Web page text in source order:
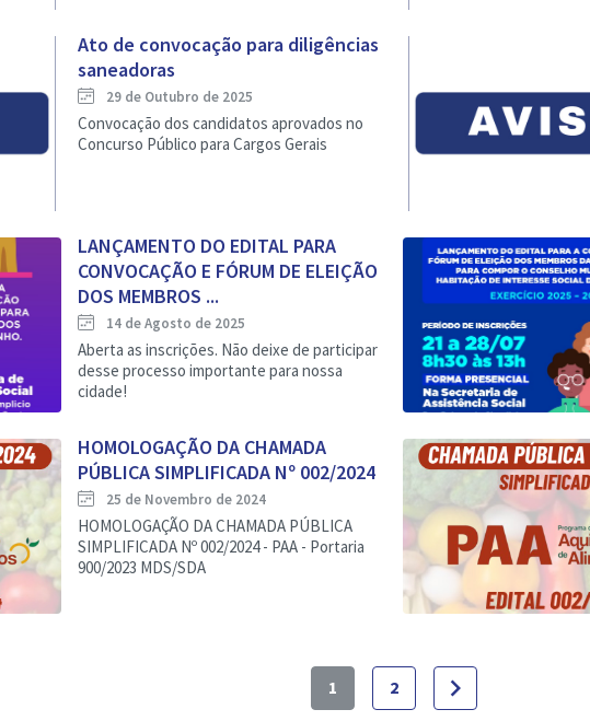
Ato de convocação para diligências
saneadoras
29 de Outubro de 2025
Convocação dos candidatos aprovados no
Concurso Público para Cargos Gerais
LANÇAMENTO DO EDITAL PARA
CONVOCAÇÃO E FÓRUM DE ELEIÇÃO
DOS MEMBROS ...
14 de Agosto de 2025
Aberta as inscrições. Não deixe de participar
desse processo importante para nossa
cidade!
HOMOLOGAÇÃO DA CHAMADA
PÚBLICA SIMPLIFICADA Nº 002/2024
25 de Novembro de 2024
HOMOLOGAÇÃO DA CHAMADA PÚBLICA
SIMPLIFICADA Nº 002/2024 - PAA - Portaria
900/2023 MDS/SDA
1 2 navigate_next